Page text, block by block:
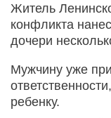
Житель
конфликта
дочери
Мужчину уже
ребенку.